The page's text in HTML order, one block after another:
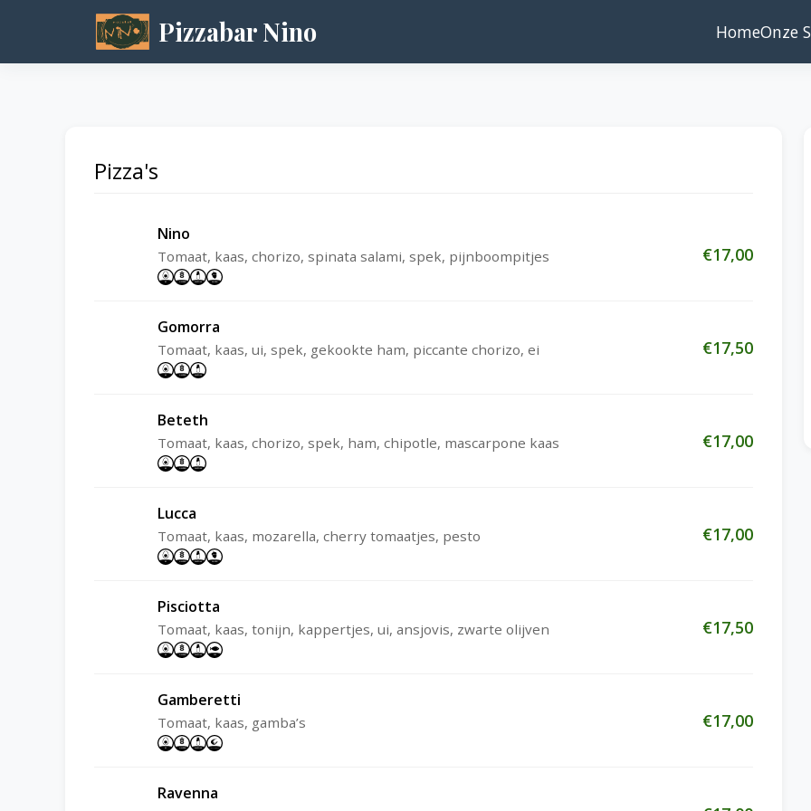
Pizzabar Nino HomeOnze
Pizza's
Nino
Tomaat, kaas, chorizo, spinata salami, spek, pijnboompitjes €17,00
Gomorra
Tomaat, kaas, ui, spek, gekookte ham, piccante chorizo, ei €17,50
Beteth
Tomaat, kaas, chorizo, spek, ham, chipotle, mascarpone kaas €17,00
Lucca
Tomaat, kaas, mozarella, cherry tomaatjes, pesto €17,00
Pisciotta
Tomaat, kaas, tonijn, kappertjes, ui, ansjovis, zwarte olijven €17,50
Gamberetti
Tomaat, kaas, gamba’s €17,00
Ravenna